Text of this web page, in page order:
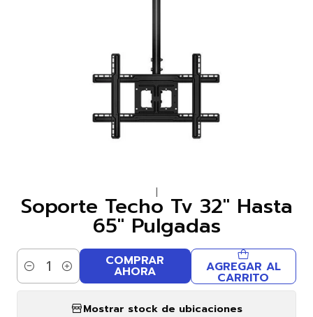
|
Soporte Techo Tv 32″ Hasta
65″ Pulgadas
Cantidad AGREGAR AL
CARRITO
COMPRAR
AHORA
Mostrar stock de ubicaciones